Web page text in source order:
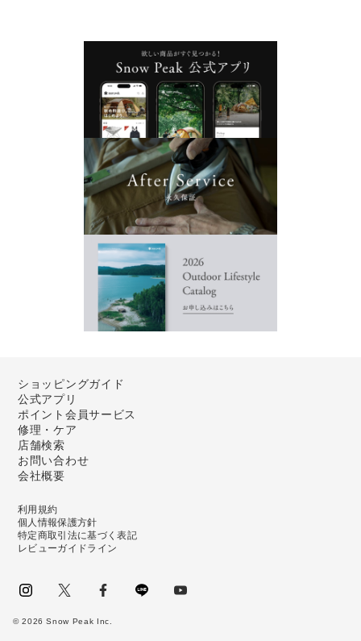
ショッピングガイド
公式アプリ
ポイント会員サービス
修理・ケア
店舗検索
お問い合わせ
会社概要
利用規約
個人情報保護方針
特定商取引法に基づく表記
レビューガイドライン
©2026 Snow Peak Inc.